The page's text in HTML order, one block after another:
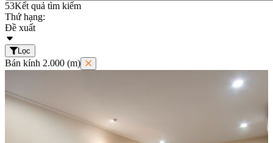
53Kết quả tìm kiếm
Thứ hạng:
Đề xuất
Lọc
Bán kính 2.000 (m)